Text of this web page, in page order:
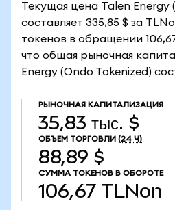
Текущая цена Talen Energy
составляет 335,85 $ за
токенов в обращении
что общая рыночная
Energy (Ondo Tokenized)
РЫНОЧНАЯ КАПИТАЛИЗАЦИЯ
35,83 тыс. $
ОБЪЕМ ТОРГОВЛИ (24 Ч)
88,89 $
СУММА ТОКЕНОВ В ОБОРОТЕ
106,67 TLNon